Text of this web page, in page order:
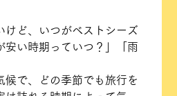
けど、いつがベストシーズ
安い時期っていつ？」「雨
候で、どの季節でも旅行を